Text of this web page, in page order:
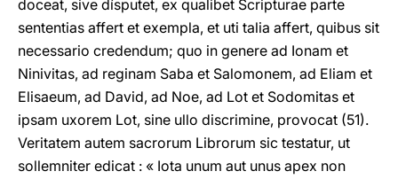
doceat, sive dísputet, ex qualibet Scripturae parte
sententias affert et exempla, et uti talia affert, quibus sit
necessario credendum; quo in genere ad Ionam et
Ninivitas, ad reginam Saba et Salomonem, ad Eliam et
Elisaeum, ad David, ad Noe, ad Lot et Sodomitas et
ipsam uxorem Lot, sine ullo discrimine, provocat (51).
Veritatem autem sacrorum Librorum sic testatur, ut
sollemniter edicat : « Iota unum aut unus apex non